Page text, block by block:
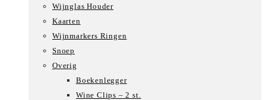
Wijnglas Houder
Kaarten
Wijnmarkers Ringen
Snoep
Overig
Boekenlegger
Wine Clips – 2 st.